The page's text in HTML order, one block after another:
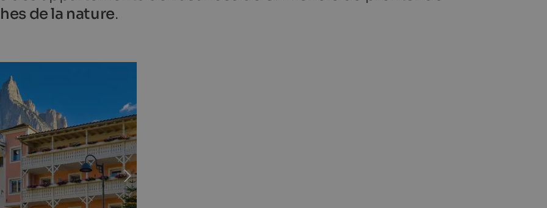
de la nature.